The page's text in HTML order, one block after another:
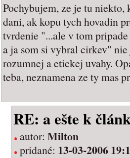
Pochybujem, ze je tu niekto,
dani, ak kopu tych hovadin
tvrdenie "...ale v tom
a ja som si vybral cirkev"
rozumnej a etickej uvahy.
teba, neznamena ze ty mas
RE: a ešte k
autor: Milton
pridané: 13-03-2006